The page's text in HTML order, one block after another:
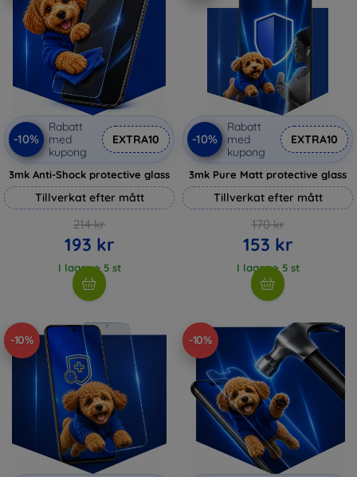
-10%
Rabatt
med
kupong
EXTRA10
3mk Anti-Shock protective glass
Tillverkat efter mått
214 kr
193 kr
I lager > 5 st
-10%
Rabatt
med
kupong
EXTRA10
3mk Pure Matt protective glass
Tillverkat efter mått
170 kr
153 kr
I lager > 5 st
-10% -10%